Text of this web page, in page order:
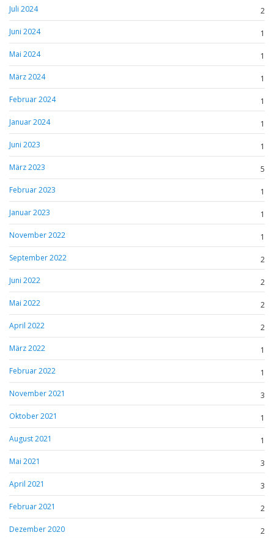
Juli 2024
2
Juni 2024
1
Mai 2024
1
März 2024
1
Februar 2024
1
Januar 2024
1
Juni 2023
1
März 2023
5
Februar 2023
1
Januar 2023
1
November 2022
1
September 2022
2
Juni 2022
2
Mai 2022
2
April 2022
2
März 2022
1
Februar 2022
1
November 2021
3
Oktober 2021
1
August 2021
1
Mai 2021
3
April 2021
3
Februar 2021
2
Dezember 2020
2